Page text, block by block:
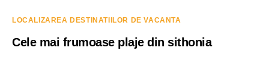
LOCALIZAREA DESTINATIILOR DE VACANTA
Cele mai frumoase plaje din sithonia